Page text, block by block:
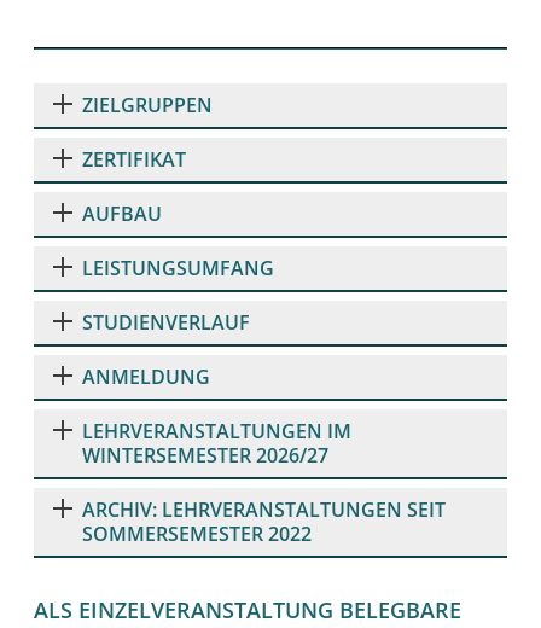
ZIELGRUPPEN
ZERTIFIKAT
AUFBAU
LEISTUNGSUMFANG
STUDIENVERLAUF
ANMELDUNG
LEHRVERANSTALTUNGEN IM
WINTERSEMESTER 2026/27
ARCHIV: LEHRVERANSTALTUNGEN SEIT
SOMMERSEMESTER 2022
ALS EINZELVERANSTALTUNG BELEGBARE